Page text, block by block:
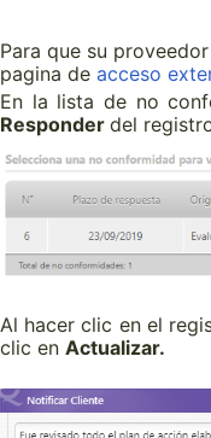
Para que su
pagina de acceso
En la lista de no
Responder del
Al hacer clic en el
clic enA